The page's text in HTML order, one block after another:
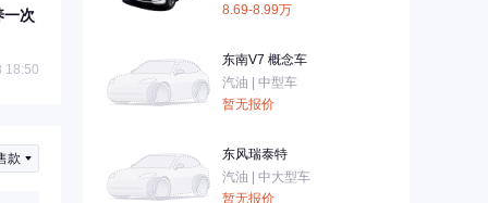
一次
18:50
款
8.69-8.99万
东南V7 概念车
汽油 | 中型车
暂无报价
东风瑞泰特
汽油 | 中大型车
暂无报价